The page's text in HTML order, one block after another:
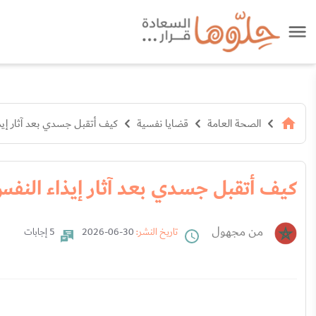
الصحة العامة قضايا نفسية كيف أتقبل جسدي بعد آثار
كيف أتقبل جسدي بعد آثار إيذاء
من مجهول تاريخ النشر: 5 إجابات